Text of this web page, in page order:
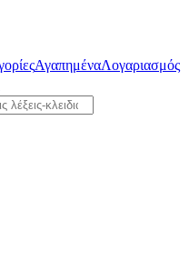
ΑγαπημέναΛογαριασμός